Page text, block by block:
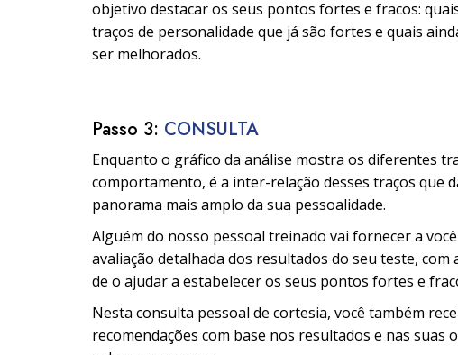
objetivo destacar os seus pontos fortes e fracos:
traços de personalidade que já são fortes e quais
ser melhorados.
Passo 3: CONSULTA
Enquanto o gráfico da análise mostra os diferentes
comportamento, é a inter-relação desses traços que
panorama mais amplo da sua pessoalidade.
Alguém do nosso pessoal treinado vai fornecer a
avaliação detalhada dos resultados do seu teste, com
de o ajudar a estabelecer os seus pontos fortes e
Nesta consulta pessoal de cortesia, você também
recomendações com base nos resultados e nas suas